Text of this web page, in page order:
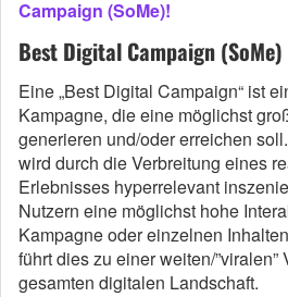
Campaign (SoMe)!
Best Digital Campaign (SoMe)
Eine „Best Digital Campaign“ ist
Kampagne, die eine möglichst
generieren und/oder erreichen
wird durch die Verbreitung eines
Erlebnisses hyperrelevant
Nutzern eine möglichst hohe
Kampagne oder einzelnen
führt dies zu einer weiten/”viralen”
gesamten digitalen Landschaft.